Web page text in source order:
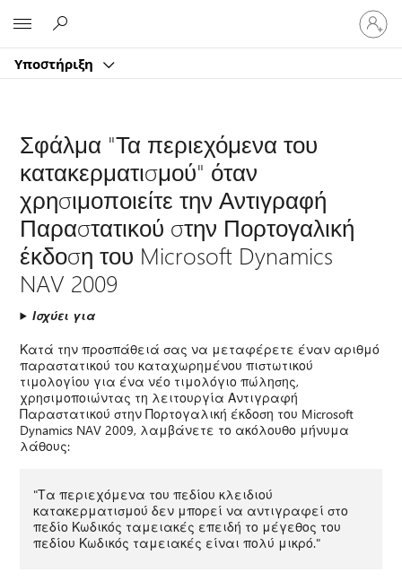
Υποστήριξη
Είσοδος
στον
Σφάλμα "Τα περιεχόμενα του
κατακερματισμού" όταν
χρησιμοποιείτε την Αντιγραφή
Παραστατικού στην Πορτογαλική
έκδοση του Microsoft Dynamics
NAV 2009
Ισχύει για
Κατά την προσπάθειά σας να μεταφέρετε έναν αριθμό
παραστατικού του καταχωρημένου πιστωτικού
τιμολογίου για ένα νέο τιμολόγιο πώλησης,
χρησιμοποιώντας τη λειτουργία Αντιγραφή
Παραστατικού στην Πορτογαλική έκδοση του Microsoft
Dynamics NAV 2009, λαμβάνετε το ακόλουθο μήνυμα
λάθους:
"Τα περιεχόμενα του πεδίου κλειδιού
κατακερματισμού δεν μπορεί να αντιγραφεί στο
πεδίο Κωδικός ταμειακές επειδή το μέγεθος του
πεδίου Κωδικός ταμειακές είναι πολύ μικρό."